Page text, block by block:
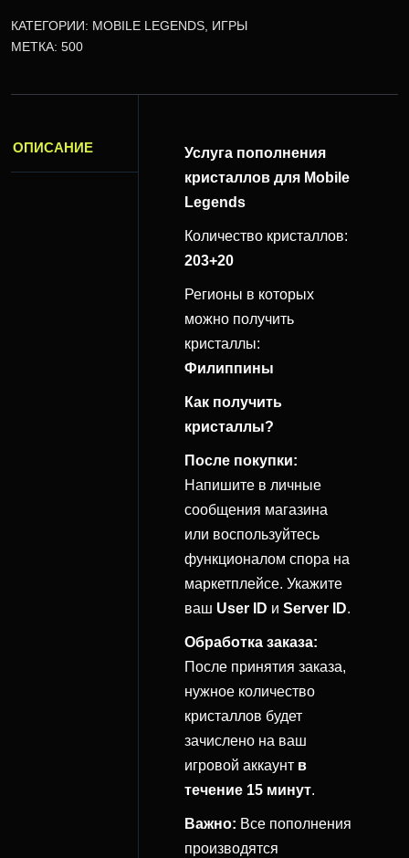
КАТЕГОРИИ: MOBILE LEGENDS ИГРЫ
МЕТКА: 500
ОПИСАНИЕ
Услуга пополнения
кристаллов для Mobile
Legends
Количество кристаллов:
203+20
Регионы в которых
можно получить
кристаллы:
Филиппины
Как получить
кристаллы?
После покупки:
Напишите в личные
сообщения магазина
или воспользуйтесь
функционалом спора на
маркетплейсе. Укажите
ваш User ID иServer ID.
Обработка заказа:
После принятия заказа,
нужное количество
кристаллов будет
зачислено на ваш
игровой аккаунт в
течение 15 минут.
Важно: Все пополнения
производятся